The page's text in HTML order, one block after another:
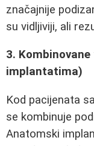
značajnije
su vidljiviji, ali
3.
implantatima)
Kod pacijenata
se kombinuje
Anatomski